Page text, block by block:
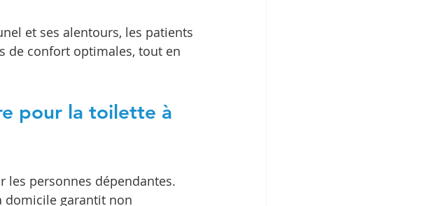
et ses alentours, les patients
de confort optimales, tout en
pour la toilette à
personnes dépendantes.
domicile garantit non